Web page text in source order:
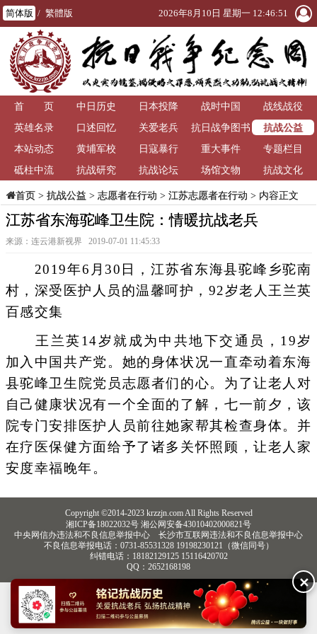
简体版 / 繁體版 2026年8月10日 星期一 12:46:51
首 页 中日历史 日本投降 战时中国
战线战役
英雄名录
口述回忆 关爱老兵
抗日战争图书
馆
抗战公益
本站动态
黄埔军校 日寇暴行 重大事件
专题栏目
砥柱中流
抗战研究 抗战论坛 场馆文物 抗战文化
首页> 抗战公益 > 志愿者在行动 > 江苏志愿者在行动 > 内容正文
江苏省东海驼峰卫生院：情暖抗战老兵
来源：连云港新视界 2019-07-01 11:45:33
2019年6月30日，江苏省东海县驼峰乡驼南
村，深受医护人员的温馨呵护，92岁老人王兰英
百感交集
王兰英14岁就成为中共地下交通员，19岁
加入中国共产党。她的身体状况一直牵动着东海
县驼峰卫生院党员志愿者们的心。为了让老人对
自己健康状况有一个全面的了解，七一前夕，该
院专门安排医护人员前往她家帮其检查身体。并
在疗医保健方面给予了诸多关怀照顾，让老人家
安度幸福晚年。
Copyright ©2014-2023 krzzjn.com All Rights Reserved
湘ICP备18022032号 湘公网安备43010402000821号
中央网信办违法和不良信息举报中心
长沙市互联网违法和不良信息举报中心
不良信息举报电话：0731-85531328 19198230121（微信同号）
纠错电话：18182129125 15116420702
QQ：2652168198
✕